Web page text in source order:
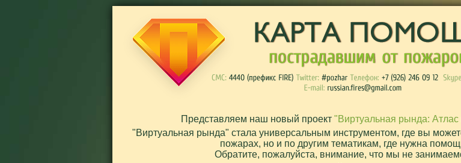
Представляем наш новый проект "Виртуальная рында:
"Виртуальная рында" стала универсальным инструментом, где вы
пожарах, но и по другим тематикам, где нужна
Обратите, пожалуйста, внимание, что мы не